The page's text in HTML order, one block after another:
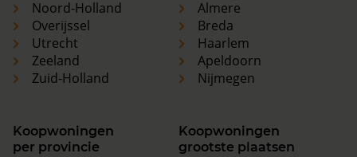
Noord-Holland
Overijssel
Utrecht
Zeeland
Zuid-Holland
Almere
Breda
Haarlem
Apeldoorn
Nijmegen
Koopwoningen
per provincie
Koopwoningen
grootste plaatsen